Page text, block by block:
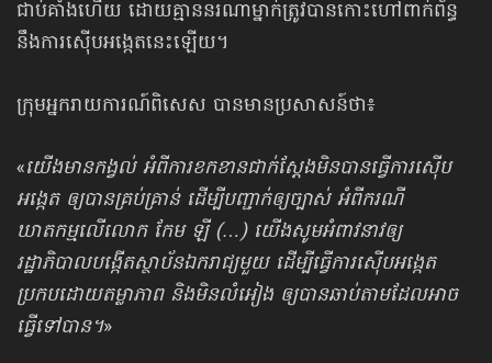
ជាប់គាំងហើយ ដោយគ្មាននរណាម្នាក់ត្រូវបានកោះហៅពាក់ព័ន្ធ
នឹងការស៊ើបអង្កេតនេះឡើយ។
ក្រុមអ្នករាយការណ៍ពិសេស បានមានប្រសាសន៍ថា៖
«យើងមានកង្វល់ អំពីការខកខានជាក់ស្តែងមិនបានធ្វើការស៊ើប
អង្កេត ឲ្យបានគ្រប់គ្រាន់ ដើម្បីបញ្ជាក់ឲ្យច្បាស់ អំពីករណី
ឃាតកម្មលើលោក កែម ឡី (…) យើងសូមអំពាវនាវឲ្យ
រដ្ឋាភិបាលបង្កើតស្ថាប័នឯករាជ្យមួយ ដើម្បីធ្វើការស៊ើបអង្កេត
ប្រកបដោយតម្លាភាព និងមិនលំអៀង ឲ្យបានឆាប់តាមដែលអាច
ធ្វើទៅបាន។»